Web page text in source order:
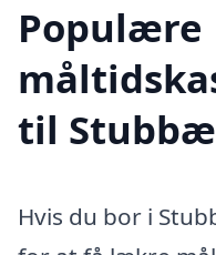
Populære
til
Hvis du bor i